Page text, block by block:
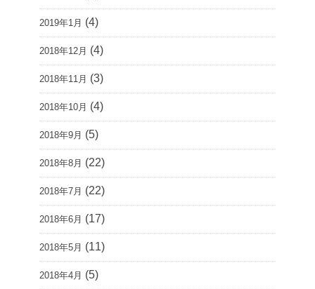
2019年1月 (4)
2018年12月 (4)
2018年11月 (3)
2018年10月 (4)
2018年9月 (5)
2018年8月 (22)
2018年7月 (22)
2018年6月 (17)
2018年5月 (11)
2018年4月 (5)